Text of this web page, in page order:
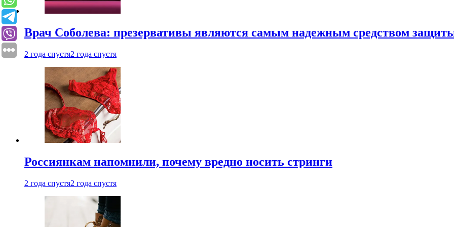
Врач Соболева: презервативы являются самым надежным средством
2 года спустя2 года спустя
Россиянкам напомнили, почему вредно носить стринги
2 года спустя2 года спустя